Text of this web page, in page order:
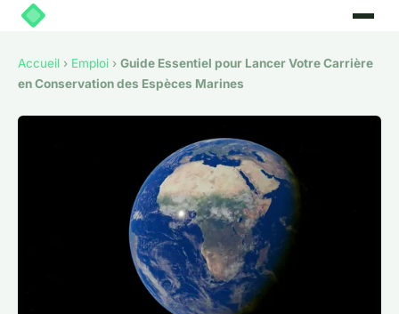
Accueil › Emploi › Guide Essentiel pour Lancer Votre Carrière
en Conservation des Espèces Marines